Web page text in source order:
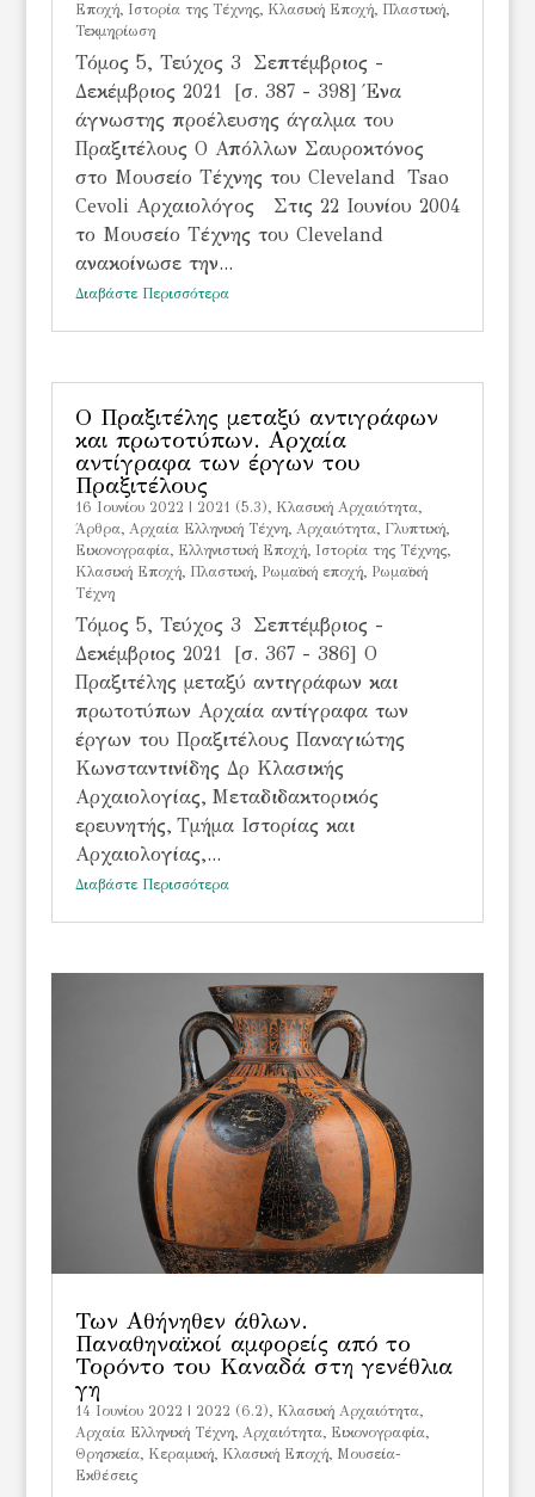
Εποχή, Ιστορία της Τέχνης, Κλασική Εποχή, Πλαστική,
Τεκμηρίωση
Τόμος 5, Τεύχος 3 Σεπτέμβριος -
Δεκέμβριος 2021 [σ. 387 - 398] Ένα
άγνωστης προέλευσης άγαλμα του
Πραξιτέλους Ο Απόλλων Σαυροκτόνος
στο Μουσείο Τέχνης του Cleveland Tsao
Cevoli Αρχαιολόγος Στις 22 Ιουνίου 2004
το Μουσείο Τέχνης του Cleveland
ανακοίνωσε την...
Διαβάστε Περισσότερα
Ο Πραξιτέλης μεταξύ αντιγράφων
και πρωτοτύπων. Αρχαία
αντίγραφα των έργων του
Πραξιτέλους
16 Ιουνίου 2022 2021 (5.3), Kλασική Αρχαιότητα,
Άρθρα, Αρχαία Ελληνική Τέχνη, Αρχαιότητα, Γλυπτική,
Εικονογραφία, Ελληνιστική Εποχή, Ιστορία της Τέχνης,
Κλασική Εποχή, Πλαστική, Ρωμαϊκή εποχή, Ρωμαϊκή
Τέχνη
Τόμος 5, Τεύχος 3 Σεπτέμβριος -
Δεκέμβριος 2021 [σ. 367 - 386] Ο
Πραξιτέλης μεταξύ αντιγράφων και
πρωτοτύπων Αρχαία αντίγραφα των
έργων του Πραξιτέλους Παναγιώτης
Κωνσταντινίδης Δρ Κλασικής
Αρχαιολογίας, Μεταδιδακτορικός
ερευνητής, Τμήμα Ιστορίας και
Αρχαιολογίας,...
Διαβάστε Περισσότερα
Των Αθήνηθεν άθλων.
Παναθηναϊκοί αμφορείς από το
Τορόντο του Καναδά στη γενέθλια
γη
14 Ιουνίου 2022 | 2022 (6.2), Kλασική Αρχαιότητα,
Αρχαία Ελληνική Τέχνη, Αρχαιότητα, Εικονογραφία,
Θρησκεία, Κεραμική, Κλασική Εποχή, Μουσεία-
Εκθέσεις